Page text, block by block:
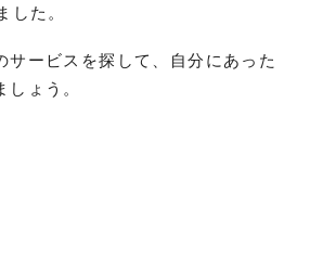
した。
サービスを探して、自分にあった
ょう。